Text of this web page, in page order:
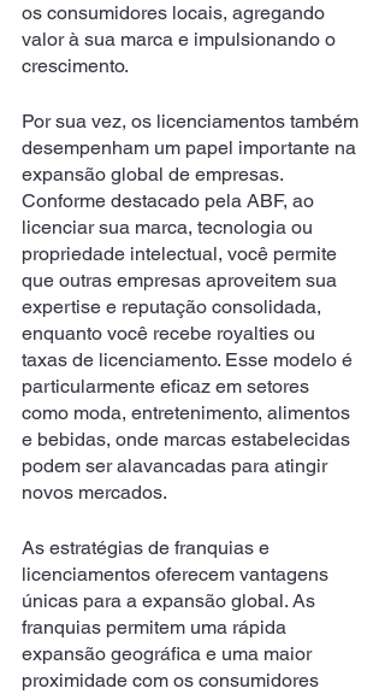
os consumidores locais, agregando
valor à sua marca e impulsionando o
crescimento.
Por sua vez, os licenciamentos também
desempenham um papel importante na
expansão global de empresas.
Conforme destacado pela ABF, ao
licenciar sua marca, tecnologia ou
propriedade intelectual, você permite
que outras empresas aproveitem sua
expertise e reputação consolidada,
enquanto você recebe royalties ou
taxas de licenciamento. Esse modelo é
particularmente eficaz em setores
como moda, entretenimento, alimentos
e bebidas, onde marcas estabelecidas
podem ser alavancadas para atingir
novos mercados.
As estratégias de franquias e
licenciamentos oferecem vantagens
únicas para a expansão global. As
franquias permitem uma rápida
expansão geográfica e uma maior
proximidade com os consumidores